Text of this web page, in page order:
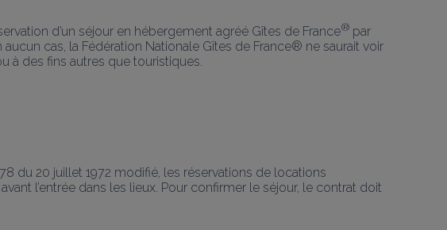
d’un séjour en hébergement agréé Gîtes de France® par
cas, la Fédération Nationale Gîtes de France® ne saurait voir
à des fins autres que touristiques.
du 20 juillet 1972 modifié, les réservations de locations
l’entrée dans les lieux. Pour confirmer le séjour, le contrat doit